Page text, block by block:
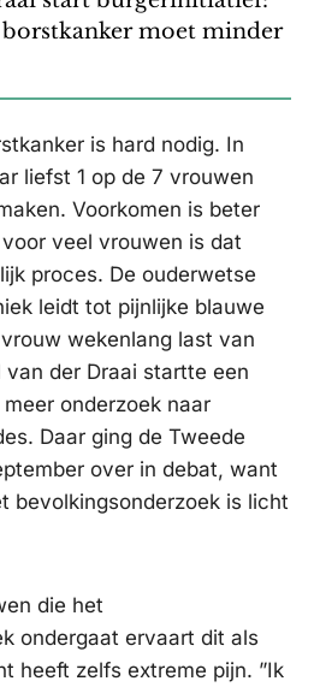
borstkanker moet minder
is hard nodig. In
liefst 1 op de 7 vrouwen
Voorkomen is beter
veel vrouwen is dat
proces. De ouderwetse
leidt tot pijnlijke blauwe
wekenlang last van
der Draai startte een
onderzoek naar
Daar ging de Tweede
over in debat, want
bevolkingsonderzoek is licht
die het
ondergaat ervaart dit als
heeft zelfs extreme pijn. ”Ik